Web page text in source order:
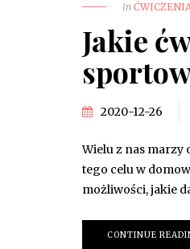
in
Jakie
2020-12-26
Wielu z nas marzy
tego celu w
możliwości, jakie
CONTINUE